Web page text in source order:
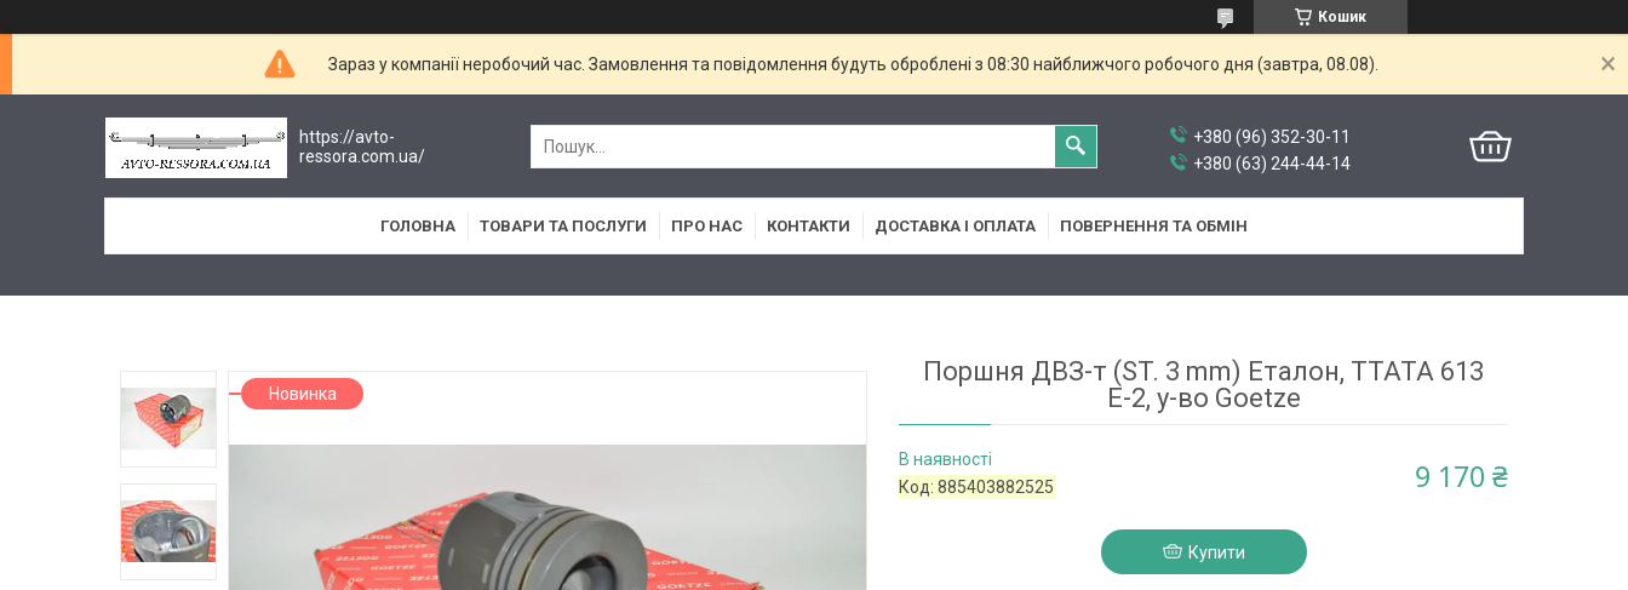
Кошик
Зараз у компанії неробочий час. Замовлення та повідомлення будуть оброблені з 08:30 найближчого робочого дня (завтра, 08.08).
https://avto-
ressora.com.ua/
+380 (96) 352-30-11
+380 (63) 244-44-14
ГОЛОВНА ТОВАРИ ТА ПОСЛУГИ ПРО НАС КОНТАКТИ ДОСТАВКА І ОПЛАТА ПОВЕРНЕННЯ ТА ОБМІН
Новинка
Поршня ДВЗ-т (ST. 3 mm) Еталон, ТТАТА 613
Е-2, у-во Goetze
В наявності
Код:885403882525 9 170 ₴
Купити